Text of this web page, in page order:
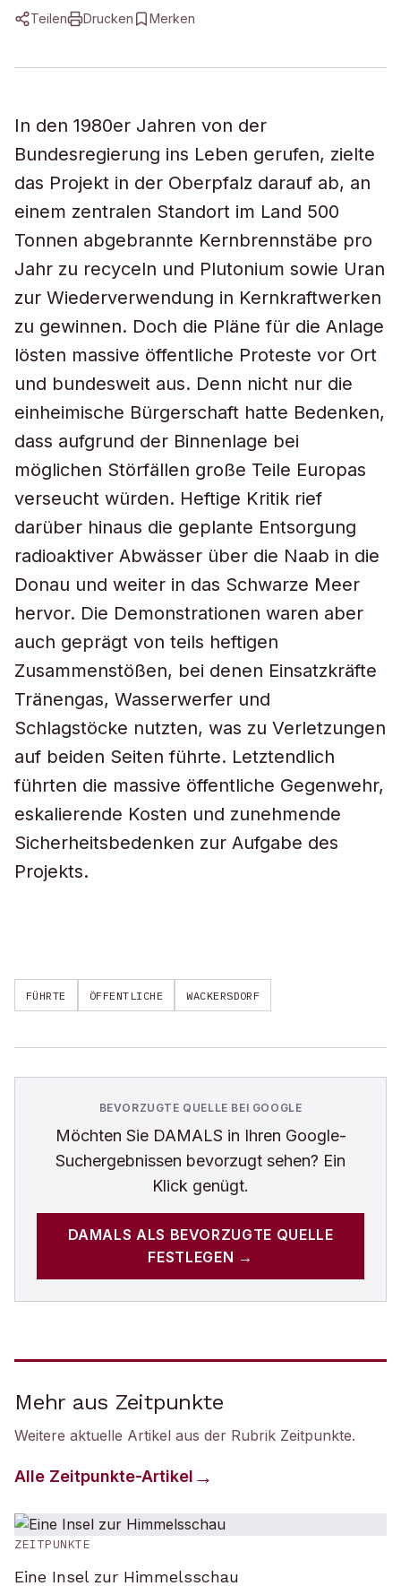
Teilen Drucken Merken
In den 1980er Jahren von der
Bundesregierung ins Leben gerufen, zielte
das Projekt in der Oberpfalz darauf ab, an
einem zentralen Standort im Land 500
Tonnen abgebrannte Kernbrennstäbe pro
Jahr zu recyceln und Plutonium sowie Uran
zur Wiederverwendung in Kernkraftwerken
zu gewinnen. Doch die Pläne für die Anlage
lösten massive öffentliche Proteste vor Ort
und bundesweit aus. Denn nicht nur die
einheimische Bürgerschaft hatte Bedenken,
dass aufgrund der Binnenlage bei
möglichen Störfällen große Teile Europas
verseucht würden. Heftige Kritik rief
darüber hinaus die geplante Entsorgung
radioaktiver Abwässer über die Naab in die
Donau und weiter in das Schwarze Meer
hervor. Die Demonstrationen waren aber
auch geprägt von teils heftigen
Zusammenstößen, bei denen Einsatzkräfte
Tränengas, Wasserwerfer und
Schlagstöcke nutzten, was zu Verletzungen
auf beiden Seiten führte. Letztendlich
führten die massive öffentliche Gegenwehr,
eskalierende Kosten und zunehmende
Sicherheitsbedenken zur Aufgabe des
Projekts.
FÜHRTE ÖFFENTLICHE WACKERSDORF
BEVORZUGTE QUELLE BEI GOOGLE
Möchten Sie DAMALS in Ihren Google-
Suchergebnissen bevorzugt sehen? Ein
Klick genügt.
DAMALS ALS BEVORZUGTE QUELLE
FESTLEGEN →
Mehr aus Zeitpunkte
Weitere aktuelle Artikel aus der Rubrik Zeitpunkte.
Alle Zeitpunkte-Artikel
ZEITPUNKTE
Eine Insel zur Himmelsschau